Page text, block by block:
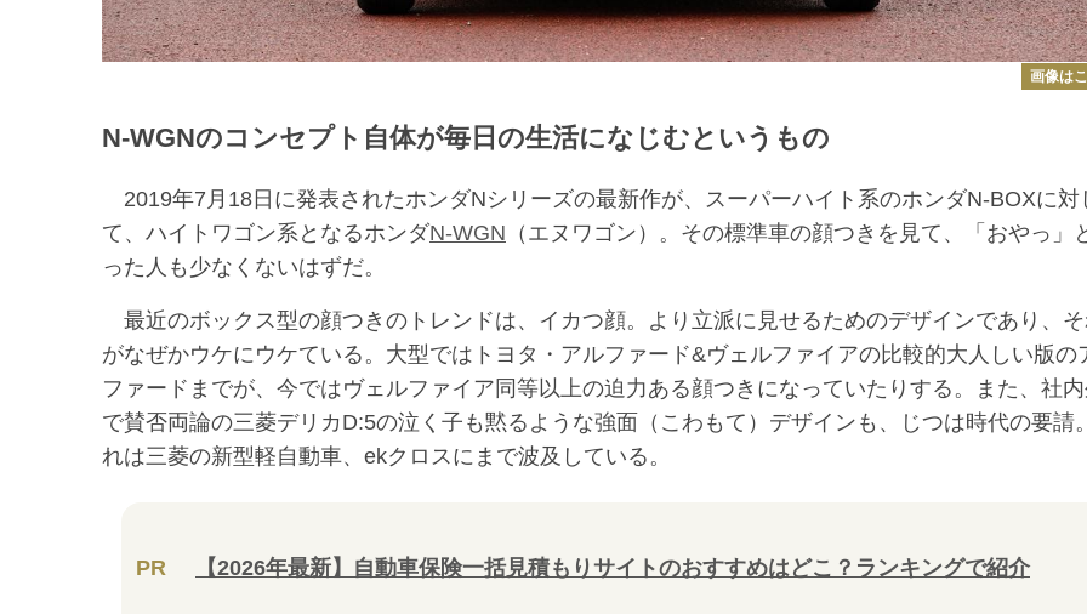
画像は
N-WGNのコンセプト自体が毎日の生活になじむというもの
2019年7月18日に発表されたホンダNシリーズの最新作が、スーパーハイト系のホンダN-BOXに対
て、ハイトワゴン系となるホンダN-WGN （エヌワゴン）。その標準車の顔つきを見て、「おやっ」
った人も少なくないはずだ。
最近のボックス型の顔つきのトレンドは、イカつ顔。より立派に見せるためのデザインであり、
がなぜかウケにウケている。大型ではトヨタ・アルファード&ヴェルファイアの比較的大人しい版の
ファードまでが、今ではヴェルファイア同等以上の迫力ある顔つきになっていたりする。また、社
で賛否両論の三菱デリカD:5の泣く子も黙るような強面（こわもて）デザインも、じつは時代の要請
れは三菱の新型軽自動車、ekクロスにまで波及している。
PR 【2026年最新】自動車保険一括見積もりサイトのおすすめはどこ？ランキングで紹介